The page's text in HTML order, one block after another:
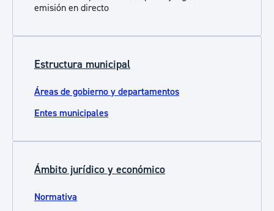
emisión en directo
Estructura municipal
Áreas de gobierno y departamentos
Entes municipales
Ámbito jurídico y económico
Normativa